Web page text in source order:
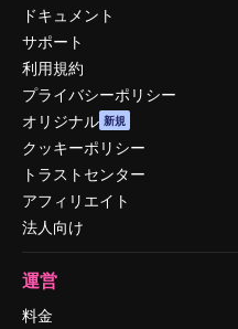
ドキュメント
サポート
利用規約
プライバシーポリシー
オリジナル 新規
クッキーポリシー
トラストセンター
アフィリエイト
法人向け
運営
料金